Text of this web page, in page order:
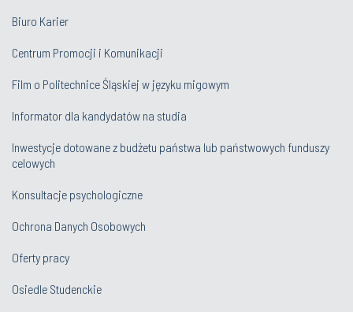
Biuro Karier
Centrum Promocji i Komunikacji
Film o Politechnice Śląskiej w języku migowym
Informator dla kandydatów na studia
Inwestycje dotowane z budżetu państwa lub państwowych funduszy
celowych
Konsultacje psychologiczne
Ochrona Danych Osobowych
Oferty pracy
Osiedle Studenckie